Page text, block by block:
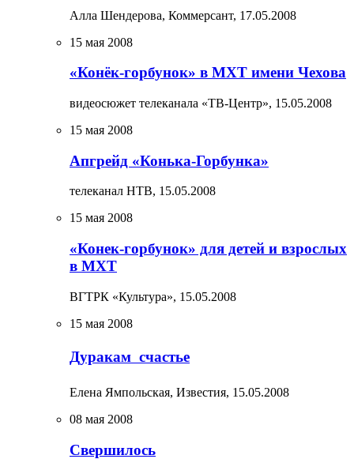
Алла Шендерова, Коммерсант, 17.05.2008
15 мая 2008
«Конёк-горбунок» в МХТ имени Чехова
видеосюжет телеканала «ТВ-Центр», 15.05.2008
15 мая 2008
Апгрейд «Конька-Горбунка»
телеканал НТВ, 15.05.2008
15 мая 2008
«Конек-горбунок» для детей и взрослых
в МХТ
ВГТРК «Культура», 15.05.2008
15 мая 2008
Дуракам  счастье
Елена Ямпольская, Известия, 15.05.2008
08 мая 2008
Свершилось